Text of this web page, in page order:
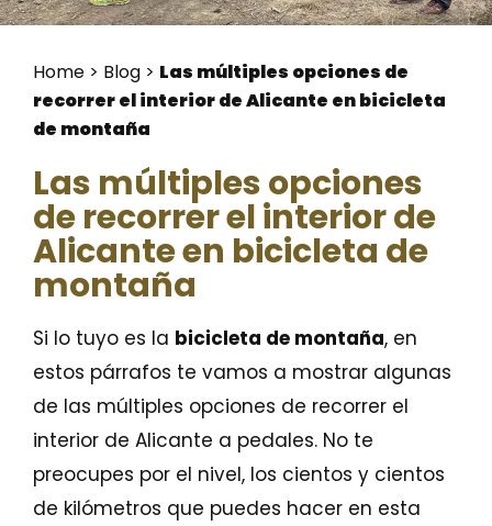
Home > Blog > Las múltiples opciones de
recorrer el interior de Alicante en bicicleta
de montaña
Las múltiples opciones
de recorrer el interior de
Alicante en bicicleta de
montaña
Si lo tuyo es la bicicleta de montaña, en
estos párrafos te vamos a mostrar algunas
de las múltiples opciones de recorrer el
interior de Alicante a pedales. No te
preocupes por el nivel, los cientos y cientos
de kilómetros que puedes hacer en esta